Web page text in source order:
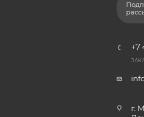
+7
г.